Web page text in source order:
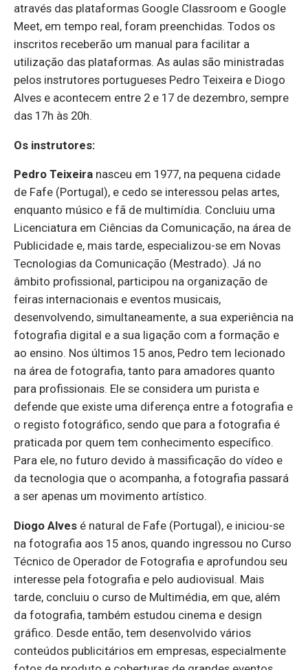
através das plataformas Google Classroom e Google
Meet, em tempo real, foram preenchidas. Todos os
inscritos receberão um manual para facilitar a
utilização das plataformas. As aulas são ministradas
pelos instrutores portugueses Pedro Teixeira e Diogo
Alves e acontecem entre 2 e 17 de dezembro, sempre
das 17h às 20h.
Os instrutores:
Pedro Teixeira nasceu em 1977, na pequena cidade
de Fafe (Portugal), e cedo se interessou pelas artes,
enquanto músico e fã de multimídia. Concluiu uma
Licenciatura em Ciências da Comunicação, na área de
Publicidade e, mais tarde, especializou-se em Novas
Tecnologias da Comunicação (Mestrado). Já no
âmbito profissional, participou na organização de
feiras internacionais e eventos musicais,
desenvolvendo, simultaneamente, a sua experiência na
fotografia digital e a sua ligação com a formação e
ao ensino. Nos últimos 15 anos, Pedro tem lecionado
na área de fotografia, tanto para amadores quanto
para profissionais. Ele se considera um purista e
defende que existe uma diferença entre a fotografia e
o registo fotográfico, sendo que para a fotografia é
praticada por quem tem conhecimento específico.
Para ele, no futuro devido à massificação do vídeo e
da tecnologia que o acompanha, a fotografia passará
a ser apenas um movimento artístico.
Diogo Alves é natural de Fafe (Portugal), e iniciou-se
na fotografia aos 15 anos, quando ingressou no Curso
Técnico de Operador de Fotografia e aprofundou seu
interesse pela fotografia e pelo audiovisual. Mais
tarde, concluiu o curso de Multimédia, em que, além
da fotografia, também estudou cinema e design
gráfico. Desde então, tem desenvolvido vários
conteúdos publicitários em empresas, especialmente